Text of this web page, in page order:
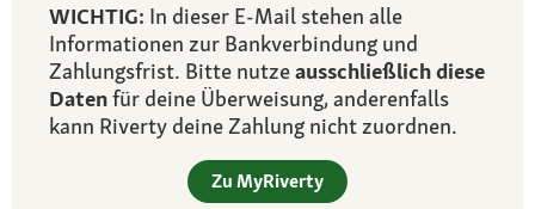
WICHTIG: In dieser E-Mail stehen alle
Informationen zur Bankverbindung und
Zahlungsfrist. Bitte nutzeausschließlich diese
Datenfür deine Überweisung, anderenfalls
kann Riverty deine Zahlung nicht zuordnen.
Zu MyRiverty